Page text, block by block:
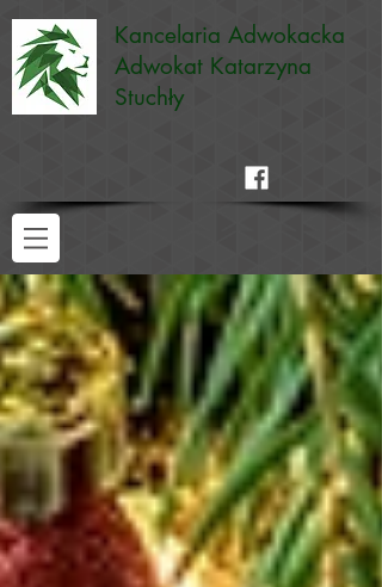
Kancelaria Adwokacka
Adwokat Katarzyna
Stuchły